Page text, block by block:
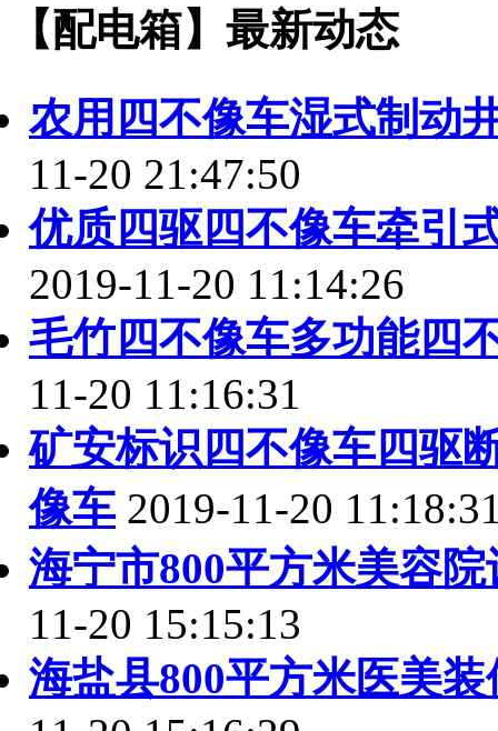
【配电箱】最新动态
农用四不像车湿式制动
11-20 21:47:50
优质四驱四不像车牵引
2019-11-20 11:14:26
毛竹四不像车多功能四
11-20 11:16:31
矿安标识四不像车四驱
像车 2019-11-20
海宁市800平方米美容
11-20 15:15:13
海盐县800平方米医美